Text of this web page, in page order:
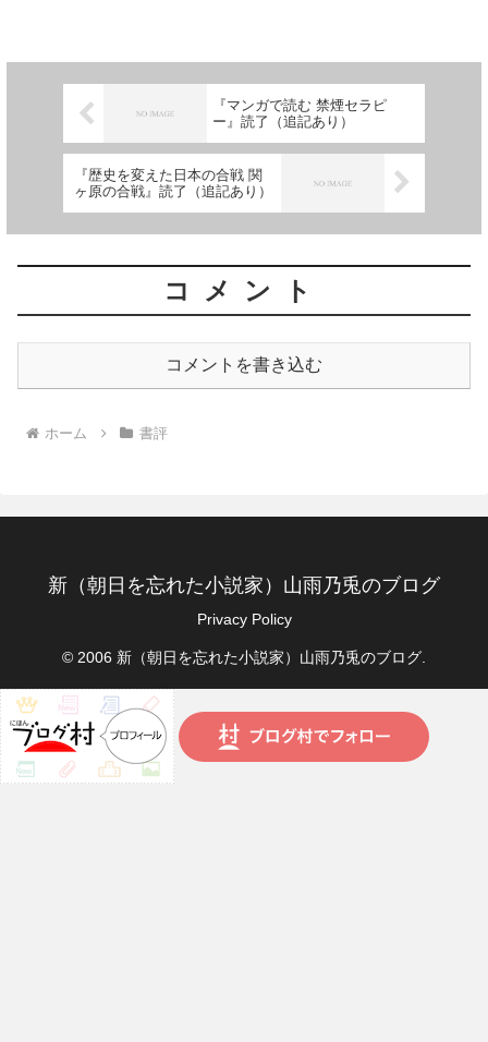
『マンガで読む 禁煙セラピ
ー』読了（追記あり）
『歴史を変えた日本の合戦 関
ヶ原の合戦』読了（追記あり）
コメント
コメントを書き込む
ホーム 書評
新（朝日を忘れた小説家）山雨乃兎のブログ
Privacy Policy
© 2006 新（朝日を忘れた小説家）山雨乃兎のブログ.